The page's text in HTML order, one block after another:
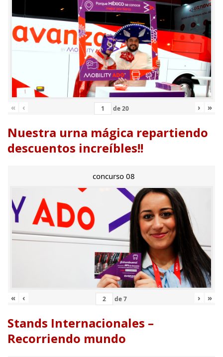
« ‹ de20 › »
Nuestra urna mágica repartiendo
descuentos increíbles!!
concurso 08
« ‹ de7 › »
Stands Internacionales –
Recorriendo mundo